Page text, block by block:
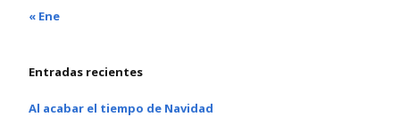
« Ene
Entradas recientes
Al acabar el tiempo de Navidad